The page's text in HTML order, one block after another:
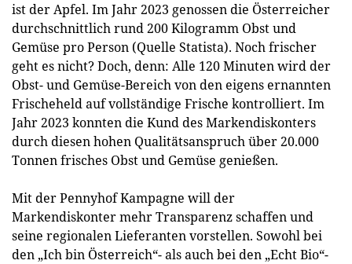
ist der Apfel. Im Jahr 2023 genossen die Österreicher
durchschnittlich rund 200 Kilogramm Obst und
Gemüse pro Person (Quelle Statista). Noch frischer
geht es nicht? Doch, denn: Alle 120 Minuten wird der
Obst- und Gemüse-Bereich von den eigens ernannten
Frischeheld auf vollständige Frische kontrolliert. Im
Jahr 2023 konnten die Kund des Markendiskonters
durch diesen hohen Qualitätsanspruch über 20.000
Tonnen frisches Obst und Gemüse genießen.
Mit der Pennyhof Kampagne will der
Markendiskonter mehr Transparenz schaffen und
seine regionalen Lieferanten vorstellen. Sowohl bei
den „Ich bin Österreich“- als auch bei den „Echt Bio“-